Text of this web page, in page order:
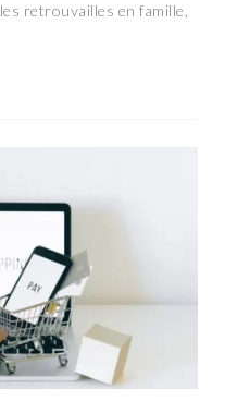
retrouvailles en famille,